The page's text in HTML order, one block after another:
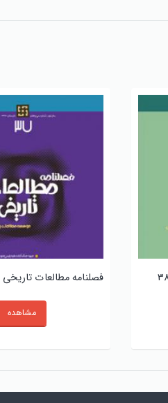
فصلنامه مطالعات تاریخی
مشاهده